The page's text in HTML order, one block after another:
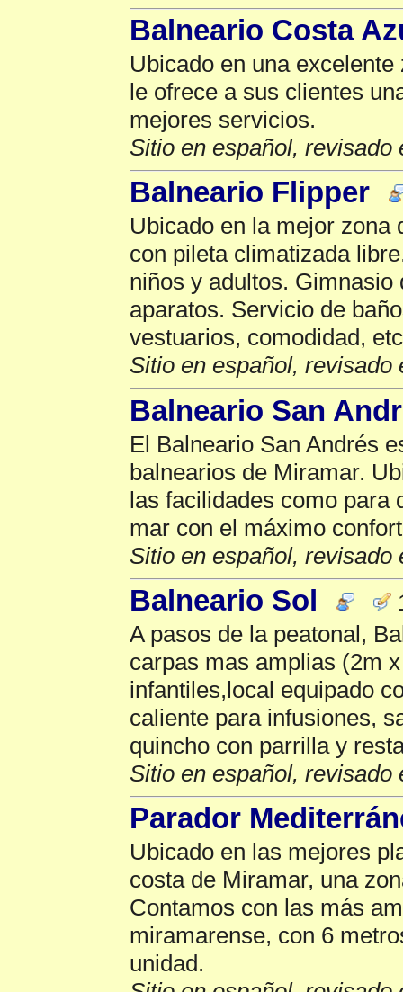
Balneario Costa
Ubicado en una
le ofrece a sus clientes
mejores servicios.
Sitio en español, revisado
Balneario Flipper
Ubicado en la mejor zona
con pileta climatizada
niños y adultos.
aparatos. Servicio de
vestuarios, comodidad,
Sitio en español, revisado
Balneario San
El Balneario San Andrés
balnearios de Miramar.
las facilidades como para
mar con el máximo
Sitio en español, revisado
Balneario Sol
A pasos de la peatonal,
carpas mas amplias (2m
infantiles,local equipado
caliente para infusiones,
quincho con parrilla y
Sitio en español, revisado
Parador
Ubicado en las mejores
costa de Miramar, una
Contamos con las más
miramarense, con 6
unidad.